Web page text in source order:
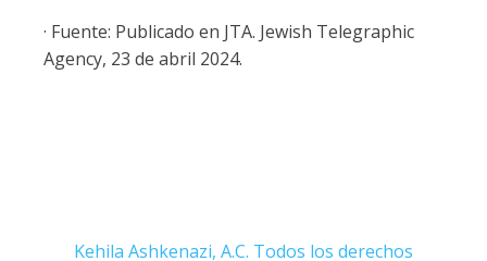
· Fuente: Publicado en JTA. Jewish Telegraphic
Agency, 23 de abril 2024.
Kehila Ashkenazi, A.C. Todos los derechos